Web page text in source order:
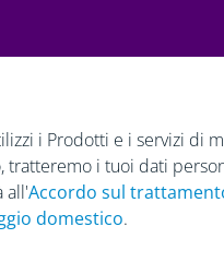
i Prodotti e i servizi di
tratteremo i tuoi dati
all'Accordo sul
domestico.